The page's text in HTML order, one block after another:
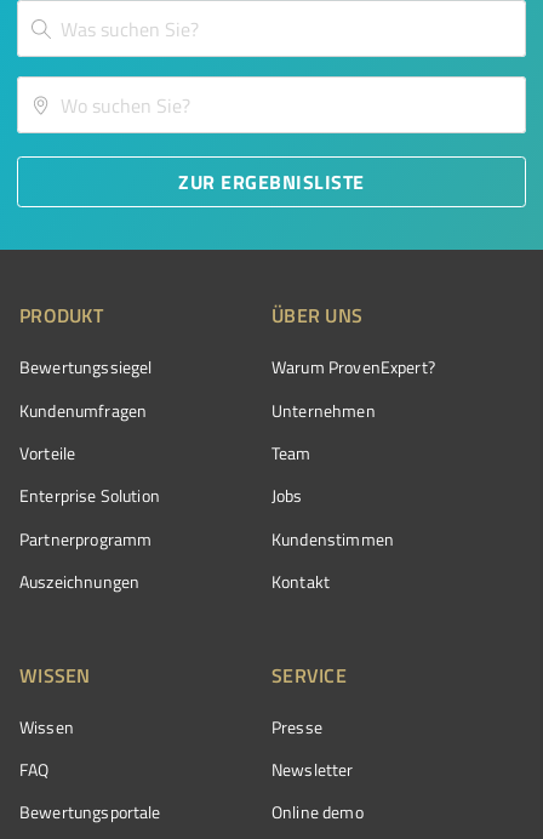
ZUR ERGEBNISLISTE
PRODUKT
Bewertungssiegel
Kundenumfragen
Vorteile
Enterprise Solution
Partnerprogramm
Auszeichnungen
ÜBER UNS
Warum ProvenExpert?
Unternehmen
Team
Jobs
Kundenstimmen
Kontakt
WISSEN
Wissen
FAQ
Bewertungsportale
SERVICE
Presse
Newsletter
Online demo